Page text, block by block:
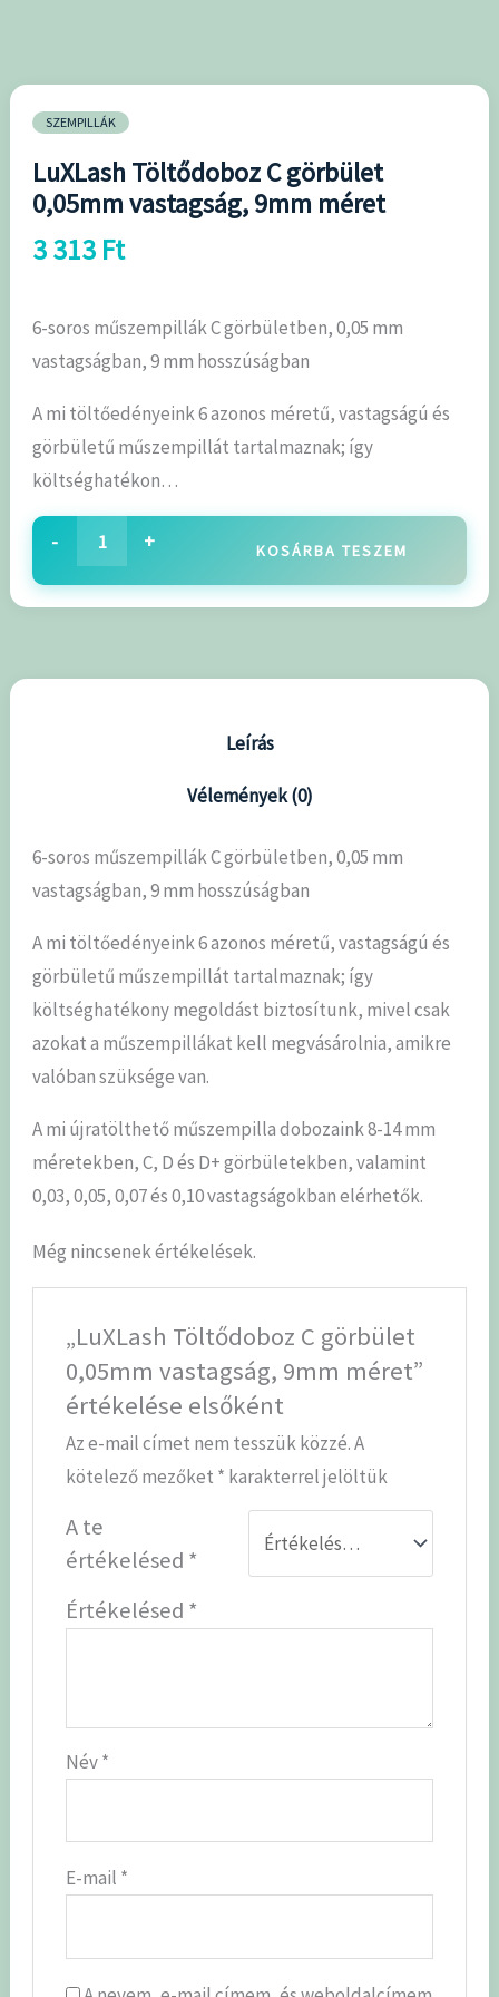
SZEMPILLÁK
LuXLash Töltődoboz C görbület
0,05mm vastagság, 9mm méret
3 313 Ft
6-soros műszempillák C görbületben, 0,05 mm
vastagságban, 9 mm hosszúságban
A mi töltőedényeink 6 azonos méretű, vastagságú és
görbületű műszempillát tartalmaznak; így
költséghatékon…
-
mennyiség
+ KOSÁRBA TESZEM
Leírás
Vélemények (0)
6-soros műszempillák C görbületben, 0,05 mm
vastagságban, 9 mm hosszúságban
A mi töltőedényeink 6 azonos méretű, vastagságú és
görbületű műszempillát tartalmaznak; így
költséghatékony megoldást biztosítunk, mivel csak
azokat a műszempillákat kell megvásárolnia, amikre
valóban szüksége van.
A mi újratölthető műszempilla dobozaink 8-14 mm
méretekben, C, D és D+ görbületekben, valamint
0,03, 0,05, 0,07 és 0,10 vastagságokban elérhetők.
Még nincsenek értékelések.
„LuXLash Töltődoboz C görbület
0,05mm vastagság, 9mm méret”
értékelése elsőként
Az e-mail címet nem tesszük közzé.A
kötelező mezőket * karakterrel jelöltük
A te
értékelésed *
Értékelésed *
Név*
E-mail *